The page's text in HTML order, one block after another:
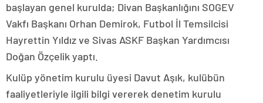
başlayan genel kurulda; Divan Başkanlığını SOGEV
Vakfı Başkanı Orhan Demirok, Futbol İl Temsilcisi
Hayrettin Yıldız ve Sivas ASKF Başkan Yardımcısı
Doğan Özçelik yaptı.
Kulüp yönetim kurulu üyesi Davut Aşık, kulübün
faaliyetleriyle ilgili bilgi vererek denetim kurulu